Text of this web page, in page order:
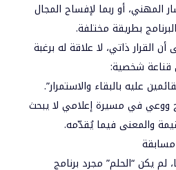
المهني، أو ربما لإفساح المجال
بطريقة مختلفة.
القرار ذاتي، لا علاقة له برغبة
قناعة شخصية:
عليه بالبقاء والاستمرار”.
ووعي في مسيرة إعلامي لا يبحث
والمعنى فيما يُقدّمه.
مسابقة
قبل نحو 19 عامًا، لم يكن “الحلم” مجرد برنامج